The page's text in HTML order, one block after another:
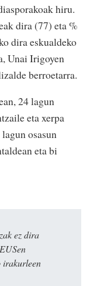
hiru.
dira (77) eta %
dira eskualdeko
Unai Irigoyen
berroetarra.
24 lagun
eta xerpa
osasun
eta bi
ez dira
irakurleen